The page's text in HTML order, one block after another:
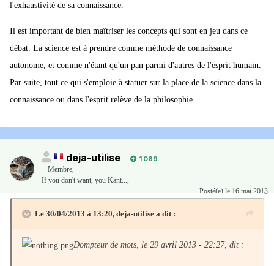
l'exhaustivité de sa connaissance.
Il est important de bien maîtriser les concepts qui sont en jeu dans ce
débat. La science est à prendre comme méthode de connaissance
autonome, et comme n'étant qu'un pan parmi d'autres de l'esprit humain.
Par suite, tout ce qui s'emploie à statuer sur la place de la science dans la
connaissance ou dans l'esprit relève de la philosophie.
deja-utilise
1 089
Membre,
If you don't want, you Kant...,
Posté(e) le 16 mai 2013
Le 30/04/2013 à 13:20, deja-utilise a dit :
Dompteur de mots, le 29 avril 2013 - 22:27, dit :